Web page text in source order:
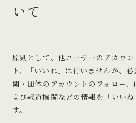
いて
原則として、他ユーザーのアカウ
ト、「いいね」は行いませんが、
関・団体のアカウントのフォロー
よび報道機関などの情報を「いい
す。